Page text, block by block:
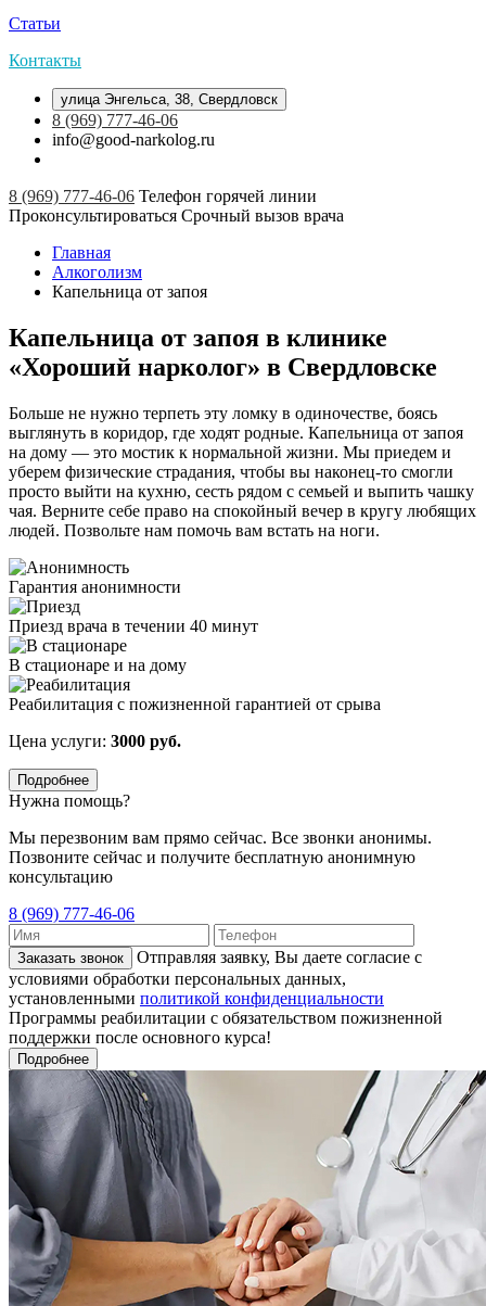
Статьи
Контакты
улица Энгельса, 38, Свердловск
8 (969) 777-46-06
info@good-narkolog.ru
8 (969) 777-46-06 Телефон горячей линии
Проконсультироваться Срочный вызов врача
Главная
Алкоголизм
Капельница от запоя
Капельница от запоя в клинике
«Хороший нарколог» в Свердловске
Больше не нужно терпеть эту ломку в одиночестве, боясь
выглянуть в коридор, где ходят родные. Капельница от запоя
на дому — это мостик к нормальной жизни. Мы приедем и
уберем физические страдания, чтобы вы наконец-то смогли
просто выйти на кухню, сесть рядом с семьей и выпить чашку
чая. Верните себе право на спокойный вечер в кругу любящих
людей. Позвольте нам помочь вам встать на ноги.
Гарантия анонимности
Приезд врача в течении 40 минут
В стационаре и на дому
Реабилитация с пожизненной гарантией от срыва
Цена услуги: 3000 руб.
Подробнее
Нужна помощь?
Мы перезвоним вам прямо сейчас. Все звонки анонимы.
Позвоните сейчас и получите бесплатную анонимную
консультацию
8 (969) 777-46-06
Заказать звонок
Отправляя заявку, Вы даете согласие с
условиями обработки персональных данных,
установленными политикой конфиденциальности
Программы реабилитации с обязательством пожизненной
поддержки после основного курса!
Подробнее